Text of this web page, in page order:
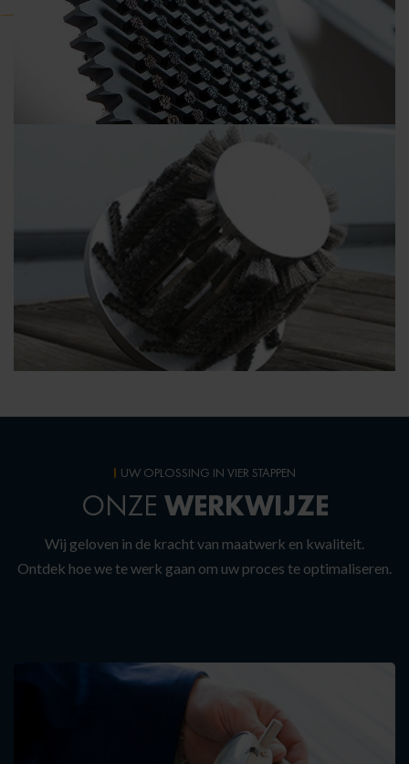
UW OPLOSSING IN VIER STAPPEN
ONZE WERKWIJZE
Wij geloven in de kracht van maatwerk en kwaliteit.
Ontdek hoe we te werk gaan om uw proces te optimaliseren.